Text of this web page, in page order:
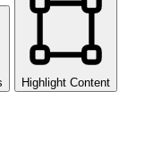
Highlight Content